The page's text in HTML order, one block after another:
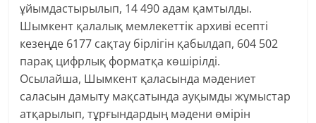
ұйымдастырылып, 14 490 адам қамтылды.
Шымкент қалалық мемлекеттік архиві есепті
кезеңде 6177 сақтау бірлігін қабылдап, 604 502
парақ цифрлық форматқа көшірілді.
Осылайша, Шымкент қаласында мәдениет
саласын дамыту мақсатында ауқымды жұмыстар
атқарылып, тұрғындардың мәдени өмірін